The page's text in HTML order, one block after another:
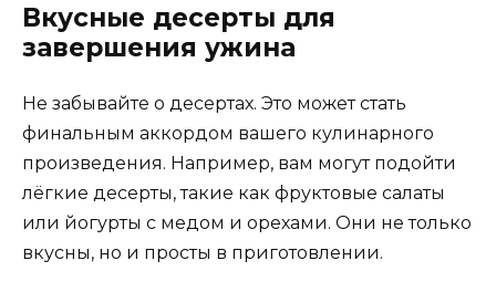
Вкусные десерты для
завершения ужина
Не забывайте о десертах. Это может стать
финальным аккордом вашего кулинарного
произведения. Например, вам могут подойти
лёгкие десерты, такие как фруктовые салаты
или йогурты с медом и орехами. Они не только
вкусны, но и просты в приготовлении.